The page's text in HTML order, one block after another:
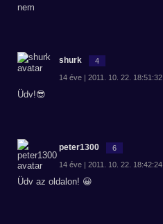
nem
shurk 4
14 éve | 2011. 10. 22. 18:51:32
Üdv!😎
peter1300 6
14 éve | 2011. 10. 22. 18:42:24
Üdv az oldalon! 😀